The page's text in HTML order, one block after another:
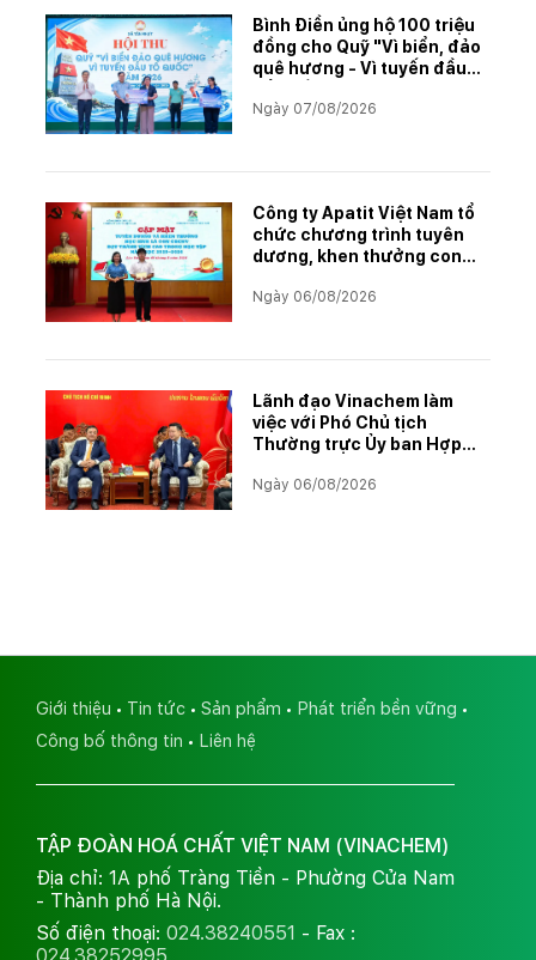
Bình Điền ủng hộ 100 triệu
đồng cho Quỹ "Vì biển, đảo
quê hương - Vì tuyến đầu
Ngày 07/08/2026
Công ty Apatit Việt Nam tổ
chức chương trình tuyên
dương, khen thưởng con
học tập xuất sắc năm học
Ngày 06/08/2026
Lãnh đạo Vinachem làm
việc với Phó Chủ tịch
Thường trực Ủy ban Hợp
đẩy triển khai Dự án Kali
Ngày 06/08/2026
Giới thiệu Tin tức Sản phẩm
Phát triển bền vững
Công bố thông tin
Liên hệ
TẬP ĐOÀN HOÁ CHẤT VIỆT NAM (VINACHEM)
Địa chỉ: 1A phố Tràng Tiền - Phường Cửa Nam
- Thành phố Hà Nội.
Số điện thoại: 024.38240551 - Fax :